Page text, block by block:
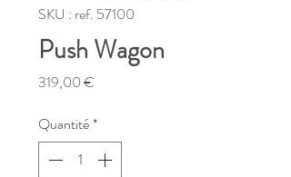
SKU : ref. 57100
Push Wagon
319,00 €
Quantité*